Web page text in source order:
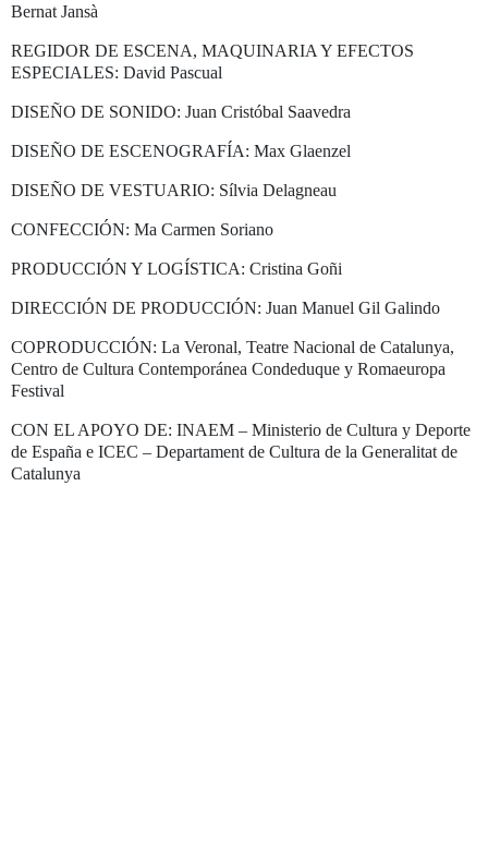
Bernat Jansà
REGIDOR DE ESCENA, MAQUINARIA Y EFECTOS
ESPECIALES: David Pascual
DISEÑO DE SONIDO: Juan Cristóbal Saavedra
DISEÑO DE ESCENOGRAFÍA: Max Glaenzel
DISEÑO DE VESTUARIO: Sílvia Delagneau
CONFECCIÓN: Ma Carmen Soriano
PRODUCCIÓN Y LOGÍSTICA: Cristina Goñi
DIRECCIÓN DE PRODUCCIÓN: Juan Manuel Gil Galindo
COPRODUCCIÓN: La Veronal, Teatre Nacional de Catalunya,
Centro de Cultura Contemporánea Condeduque y Romaeuropa
Festival
CON EL APOYO DE: INAEM – Ministerio de Cultura y Deporte
de España e ICEC – Departament de Cultura de la Generalitat de
Catalunya